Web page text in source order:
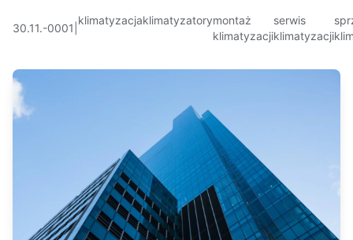
30.11.-0001
klimatyzacjaklimatyzatorymontaż
klimatyzacji
serwis
klimatyzacji